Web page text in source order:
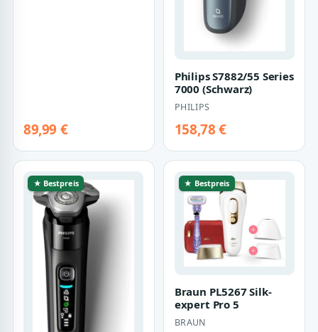
89,99 €
Philips S7882/55 Series
7000 (Schwarz)
PHILIPS
158,78 €
★ Bestpreis ★ Bestpreis
Braun PL5267 Silk-
expert Pro 5
BRAUN